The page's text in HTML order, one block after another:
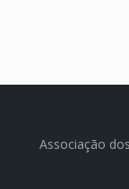
Associação